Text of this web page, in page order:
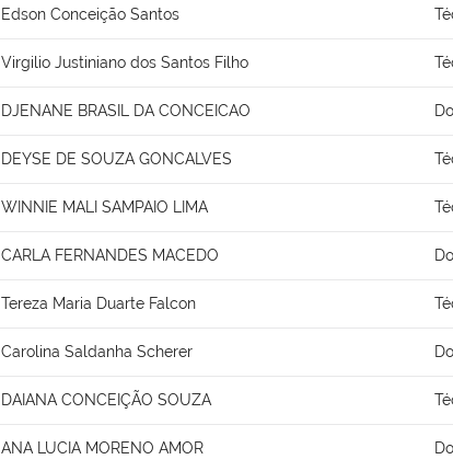
Edson Conceição Santos
Virgilio Justiniano dos Santos Filho
DJENANE BRASIL DA CONCEICAO
DEYSE DE SOUZA GONCALVES
WINNIE MALI SAMPAIO LIMA
CARLA FERNANDES MACEDO
Tereza Maria Duarte Falcon
Carolina Saldanha Scherer
DAIANA CONCEIÇÃO SOUZA
ANA LUCIA MORENO AMOR